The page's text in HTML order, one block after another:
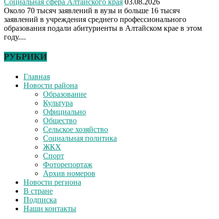
Около 70 тысяч заявлений в вузы и больше 16 тысяч
заявлений в учреждения среднего профессионального
образования подали абитуриенты в Алтайском крае в этом
году....
РУБРИКИ
Главная
Новости района
Образование
Культура
Официально
Общество
Сельское хозяйство
Социальная политика
ЖКХ
Спорт
Фоторепортаж
Архив номеров
Новости региона
В стране
Подписка
Наши контакты